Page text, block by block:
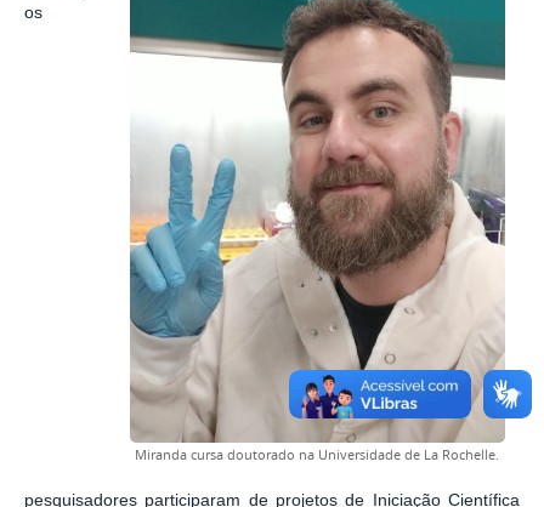
Miranda cursa doutorado na Universidade de La Rochelle.
os
pesquisadores participaram de projetos de Iniciação Científica